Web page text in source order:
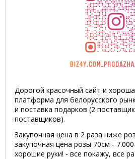
Дорогой красочный сайт и
платформа для белорусского
и поставка подарков (2
поставщиков).
Закупочная цена в 2 раза ниже
закупочная цена розы 70см -
хорошие руки! - все покажу, все